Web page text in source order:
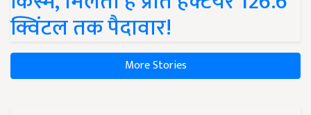
क्विंटल तक पैदावार!
More Stories